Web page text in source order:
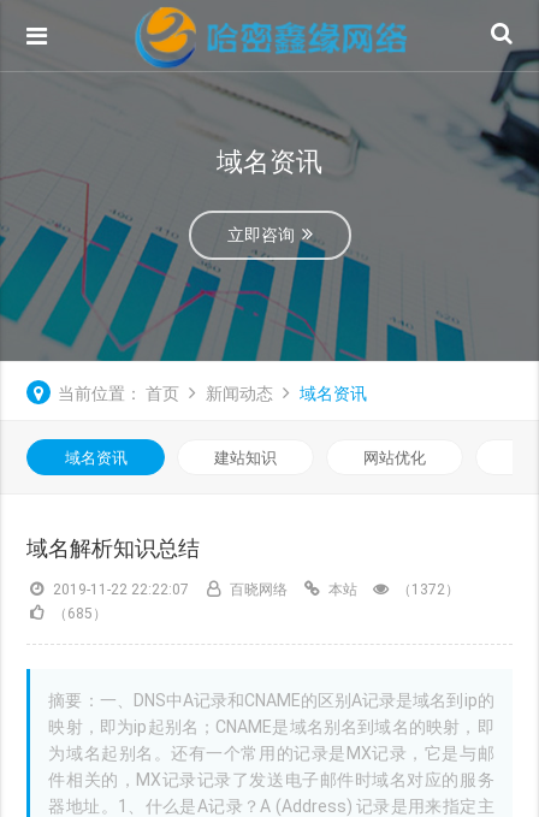
域名资讯
立即咨询
当前位置： 首页 新闻动态 域名资讯
域名资讯 建站知识 网站优化
域名解析知识总结
2019-11-22 22:22:07 百晓网络 本站
（1372）
（685）
摘要：一、DNS中A记录和CNAME的区别A记录是域名到ip的
映射，即为ip起别名；CNAME是域名别名到域名的映射，即
为域名起别名。还有一个常用的记录是MX记录，它是与邮
件相关的，MX记录记录了发送电子邮件时域名对应的服务
器地址。1、什么是A记录？A (Address) 记录是用来指定主